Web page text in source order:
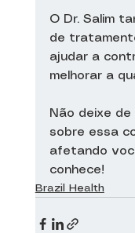
O Dr. Salim
de
ajudar a
melhorar a
Não deixe
sobre essa
afetando
conhece!
Brazil Health